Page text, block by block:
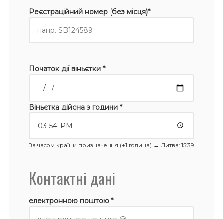
Реєстраційний номер (без місця)*
Початок дії віньєтки *
Віньєтка дійсна з години *
За часом країни призначення (+1 година) → Литва: 15:39
Контактні дані
електронною поштою *